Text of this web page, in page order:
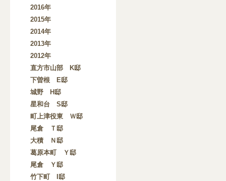
2016年
2015年
2014年
2013年
2012年
直方市山部 K邸
下曽根 E邸
城野 H邸
星和台 S邸
町上津役東 Ｗ邸
尾倉 Ｔ邸
大積 Ｎ邸
葛原本町 Ｙ邸
尾倉 Ｙ邸
竹下町 I邸